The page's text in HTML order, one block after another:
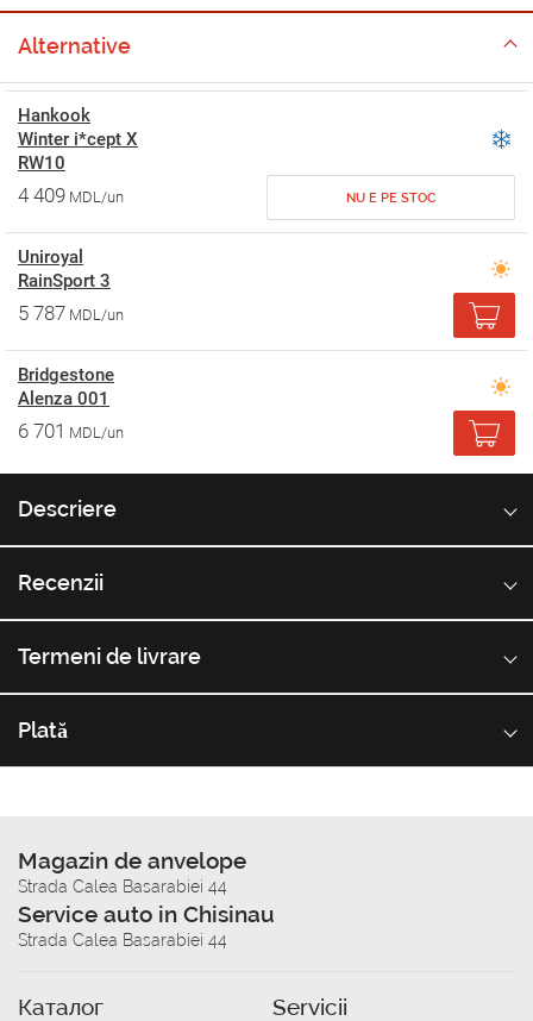
Alternative
Hankook
Winter i*cept X
RW10
4 409 MDL/un NU E PE STOC
Uniroyal
RainSport 3
5 787 MDL/un
Bridgestone
Alenza 001
6 701 MDL/un
Descriere
Recenzii
Termeni de livrare
Plată
Magazin de anvelope
Strada Calea Basarabiei 44
Service auto in Chisinau
Strada Calea Basarabiei 44
Каталог Servicii